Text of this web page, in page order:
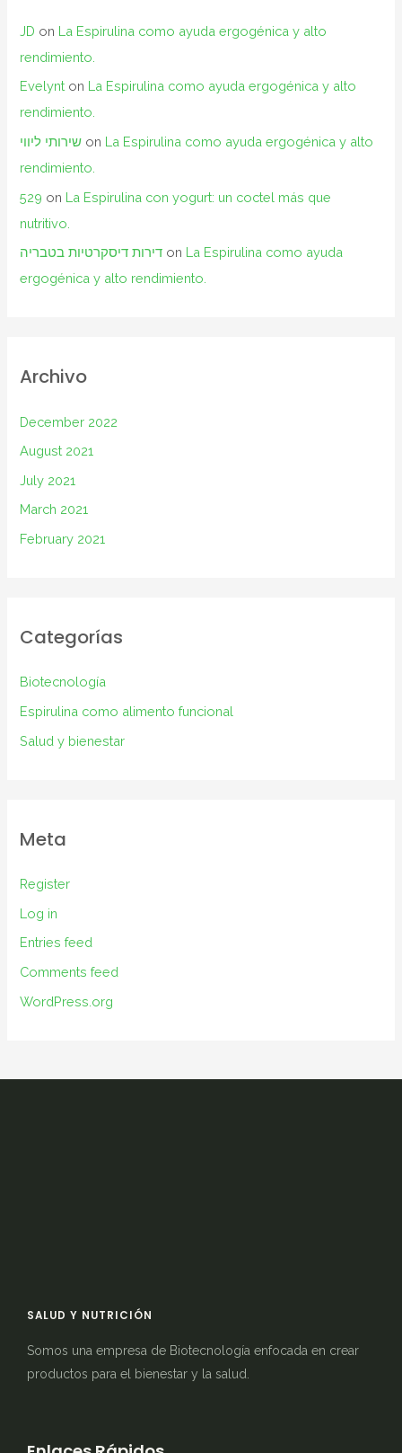
JD on La Espirulina como ayuda ergogénica y alto
rendimiento.
Evelynt on La Espirulina como ayuda ergogénica y alto
rendimiento.
שירותי ליווי on La Espirulina como ayuda ergogénica y alto
rendimiento.
529 on La Espirulina con yogurt: un coctel más que
nutritivo.
דירות דיסקרטיות בטבריה on La Espirulina como ayuda
ergogénica y alto rendimiento.
Archivo
December 2022
August 2021
July 2021
March 2021
February 2021
Categorías
Biotecnología
Espirulina como alimento funcional
Salud y bienestar
Meta
Register
Log in
Entries feed
Comments feed
WordPress.org
SALUD Y NUTRICIÓN
Somos una empresa de Biotecnología enfocada en crear
productos para el bienestar y la salud.